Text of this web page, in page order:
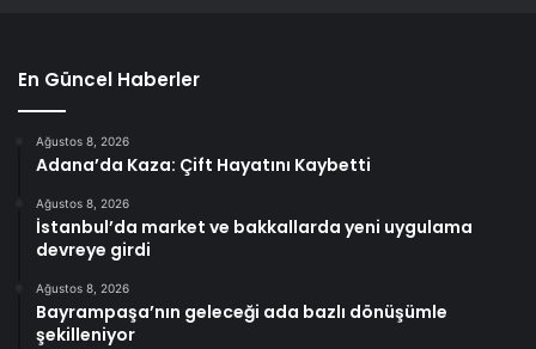
En Güncel Haberler
Ağustos 8, 2026
Adana’da Kaza: Çift Hayatını Kaybetti
Ağustos 8, 2026
İstanbul’da market ve bakkallarda yeni uygulama
devreye girdi
Ağustos 8, 2026
Bayrampaşa’nın geleceği ada bazlı dönüşümle
şekilleniyor